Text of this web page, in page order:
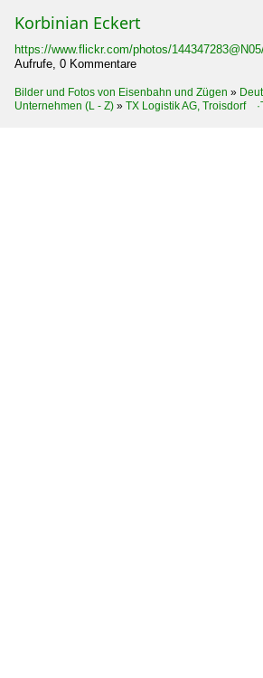
Korbinian Eckert
https://www.flickr.com/photos/
Aufrufe, 0 Kommentare
Bilder und Fotos von Eisenbahn und Zügen »
Unternehmen (L - Z) » TX Logistik AG, Troisdorf